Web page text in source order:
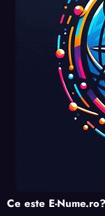
Ce este E-Nume.ro?